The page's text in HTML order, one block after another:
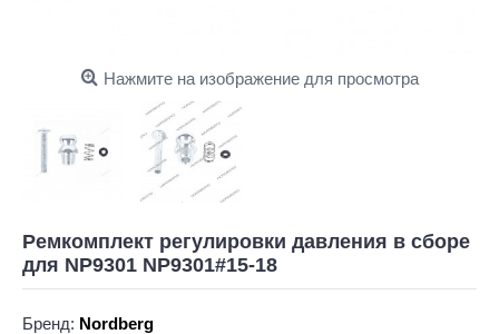
Нажмите на изображение для просмотра
Ремкомплект регулировки давления в сборе
для NP9301 NP9301#15-18
Бренд: Nordberg